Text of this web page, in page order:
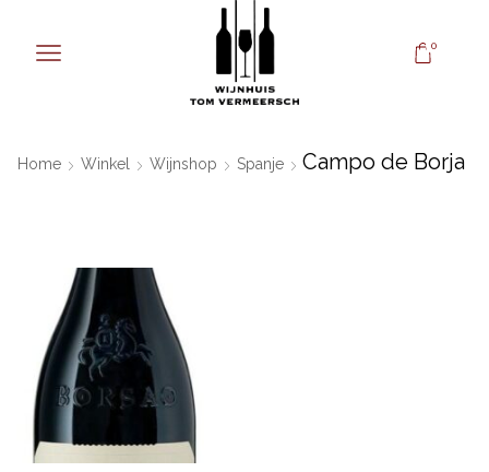
0
Home Winkel Wijnshop Spanje Campo de Borja